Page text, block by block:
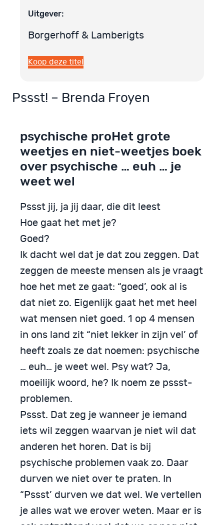
Uitgever:
Borgerhoff & Lamberigts
Koop deze titel
Pssst! – Brenda Froyen
psychische proHet grote
weetjes en niet-weetjes boek
over psychische … euh … je
weet wel
Pssst jij, ja jij daar, die dit leest
Hoe gaat het met je?
Goed?
Ik dacht wel dat je dat zou zeggen. Dat
zeggen de meeste mensen als je vraagt
hoe het met ze gaat: “goed’, ook al is
dat niet zo. Eigenlijk gaat het met heel
wat mensen niet goed. 1 op 4 mensen
in ons land zit “niet lekker in zijn vel’ of
heeft zoals ze dat noemen: psychische
… euh… je weet wel. Psy wat? Ja,
moeilijk woord, he? Ik noem ze pssst-
problemen.
Pssst. Dat zeg je wanneer je iemand
iets wil zeggen waarvan je niet wil dat
anderen het horen. Dat is bij
psychische problemen vaak zo. Daar
durven we niet over te praten. In
“Pssst’ durven we dat wel. We vertellen
je alles wat we erover weten. Maar er is